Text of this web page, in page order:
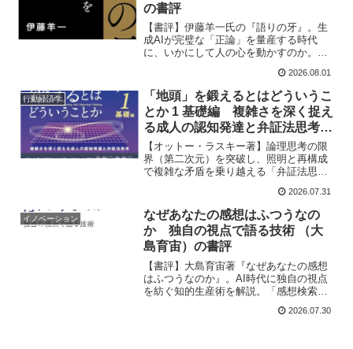
の書評
【書評】伊藤羊一氏の『語りの牙』。生
成AIが完璧な「正論」を量産する時代
に、いかにして人の心を動かすのか。タ
白あるビジョンの共有、そして相手の人
生に触れる真の対話など、経営や意思決
定の質を上げるAI時代のコミュニケーシ
ョン戦略を徹底解説します。
2026.08.01
行動経済学
「地頭」を鍛えるとはどういうこ
とか 1 基礎編 複雑さを深く捉え
る成人の認知発達と弁証法思考
（オットー・ラスキー）の書評
【オットー・ラスキー著】論理思考の限
界（第二次元）を突破し、照明と再構成
で複雑な矛盾を乗り越える「弁証法思考
大が解説。思い込みに騙されず、構造で
考え、経営と意思決定の質を劇的に高め
るための一冊を徹底レビュー。
2026.07.31
イノベーション
なぜあなたの感想はふつうなの
か 独自の視点で語る技術 （大
島育宙）の書評
【書評】大島育宙著『なぜあなたの感想
はふつうなのか』。AI時代に独自の視点
を紡ぐ知的生産術を解説。「感想検索
く（創作する）」行為によってビジネス
2026.07.30